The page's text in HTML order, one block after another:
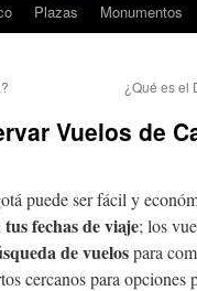
Plazas Monumentos
¿Qué es el
Vuelos de
puede ser fácil y
fechas de viaje; los
de vuelospara
cercanos para opciones